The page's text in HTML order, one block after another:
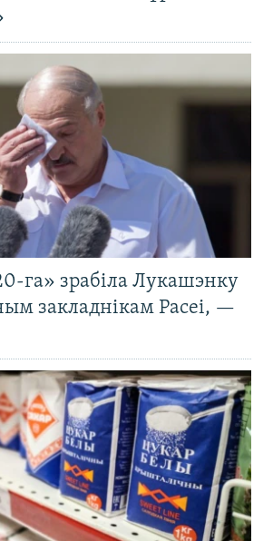
га» зрабіла Лукашэнку
закладнікам Расеі, —